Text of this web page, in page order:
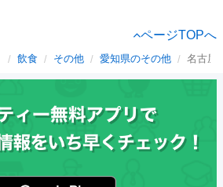
ページTOPへ
飲食 その他 愛知県のその他 名古屋